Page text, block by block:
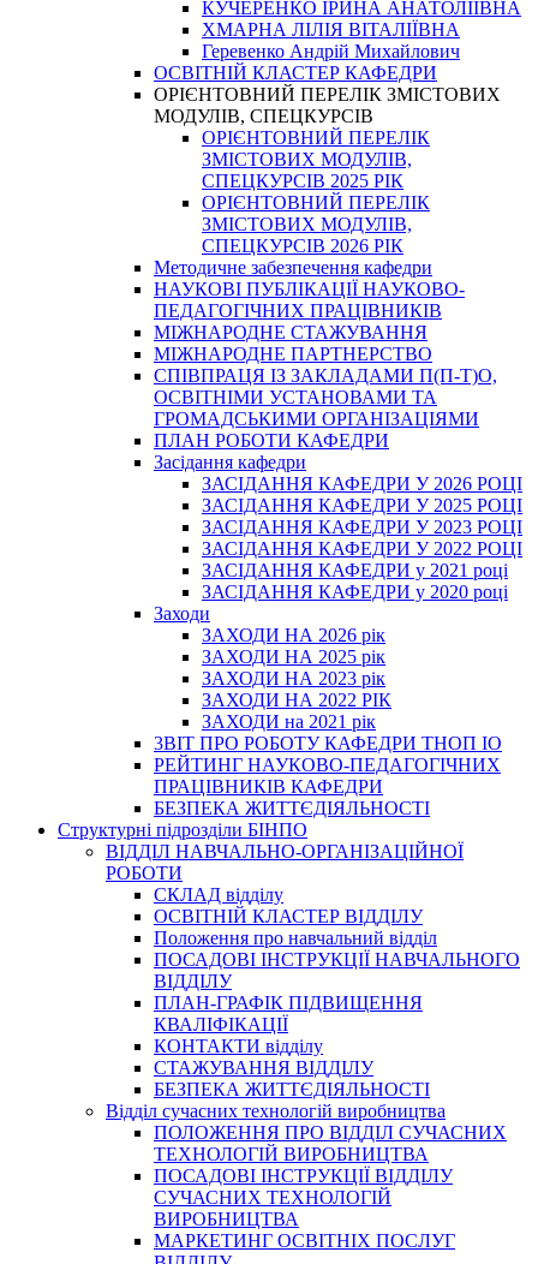
КУЧЕРЕНКО ІРИНА АНАТОЛІЇВНА
ХМАРНА ЛІЛІЯ ВІТАЛІЇВНА
Геревенко Андрій Михайлович
ОСВІТНІЙ КЛАСТЕР КАФЕДРИ
ОРІЄНТОВНИЙ ПЕРЕЛІК ЗМІСТОВИХ
МОДУЛІВ, СПЕЦКУРСІВ
ОРІЄНТОВНИЙ ПЕРЕЛІК
ЗМІСТОВИХ МОДУЛІВ,
СПЕЦКУРСІВ 2025 РІК
ОРІЄНТОВНИЙ ПЕРЕЛІК
ЗМІСТОВИХ МОДУЛІВ,
СПЕЦКУРСІВ 2026 РІК
Методичне забезпечення кафедри
НАУКОВІ ПУБЛІКАЦІЇ НАУКОВО-
ПЕДАГОГІЧНИХ ПРАЦІВНИКІВ
МІЖНАРОДНЕ СТАЖУВАННЯ
МІЖНАРОДНЕ ПАРТНЕРСТВО
СПІВПРАЦЯ ІЗ ЗАКЛАДАМИ П(П-Т)О,
ОСВІТНІМИ УСТАНОВАМИ ТА
ГРОМАДСЬКИМИ ОРГАНІЗАЦІЯМИ
ПЛАН РОБОТИ КАФЕДРИ
Засідання кафедри
ЗАСІДАННЯ КАФЕДРИ У 2026 РОЦІ
ЗАСІДАННЯ КАФЕДРИ У 2025 РОЦІ
ЗАСІДАННЯ КАФЕДРИ У 2023 РОЦІ
ЗАСІДАННЯ КАФЕДРИ У 2022 РОЦІ
ЗАСІДАННЯ КАФЕДРИ у 2021 році
ЗАСІДАННЯ КАФЕДРИ у 2020 році
Заходи
ЗАХОДИ НА 2026 рік
ЗАХОДИ НА 2025 рік
ЗАХОДИ НА 2023 рік
ЗАХОДИ НА 2022 РІК
ЗАХОДИ на 2021 рік
3BIT ПРО РОБОТУ КАФЕДРИ ТНОП ІО
РЕЙТИНГ НАУКОВО-ПЕДАГОГІЧНИХ
ПРАЦІВНИКІВ КАФЕДРИ
БЕЗПЕКА ЖИТТЄДІЯЛЬНОСТІ
Структурні підрозділи БІНПО
ВІДДІЛ НАВЧАЛЬНО-ОРГАНІЗАЦІЙНОЇ
РОБОТИ
СКЛАД відділу
ОСВІТНІЙ КЛАСТЕР ВІДДІЛУ
Положення про навчальний вiддiл
ПОСАДОВІ ІНСТРУКЦІЇ НАВЧАЛЬНОГО
ВІДДІЛУ
ПЛАН-ГРАФІК ПІДВИЩЕННЯ
КВАЛІФІКАЦІЇ
КОНТАКТИ відділу
СТАЖУВАННЯ ВІДДІЛУ
БЕЗПЕКА ЖИТТЄДІЯЛЬНОСТІ
Відділ сучасних технологій виробництва
ПОЛОЖЕННЯ ПРО ВІДДІЛ СУЧАСНИХ
ТЕХНОЛОГІЙ ВИРОБНИЦТВА
ПОСАДОВІ ІНСТРУКЦІЇ ВІДДІЛУ
СУЧАСНИХ ТЕХНОЛОГІЙ
ВИРОБНИЦТВА
МАРКЕТИНГ ОСВІТНІХ ПОСЛУГ